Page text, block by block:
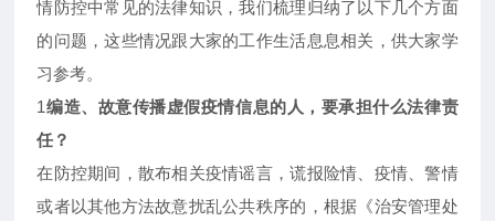
情防控中常见的法律知识，我们梳理归纳了以下几个方面
的问题，这些情况跟大家的工作生活息息相关，供大家学
习参考。
1编造、故意传播虚假疫情信息的人，要承担什么法律责
任？
在防控期间，散布相关疫情谣言，谎报险情、疫情、警情
或者以其他方法故意扰乱公共秩序的，根据《治安管理处